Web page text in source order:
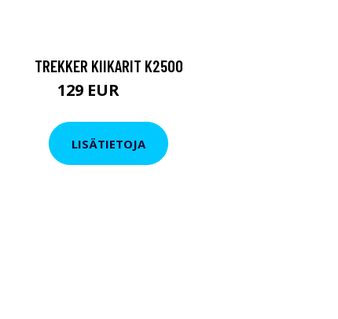
TREKKER KIIKARIT K2500
129 EUR
LISÄTIETOJA